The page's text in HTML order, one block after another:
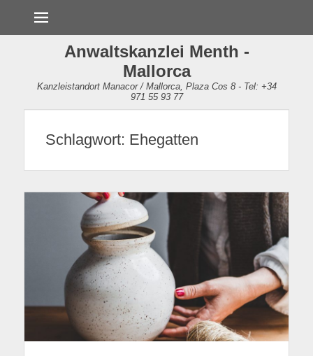
Anwaltskanzlei Menth -
Mallorca
Kanzleistandort Manacor / Mallorca, Plaza Cos 8 - Tel: +34
971 55 93 77
Schlagwort: Ehegatten